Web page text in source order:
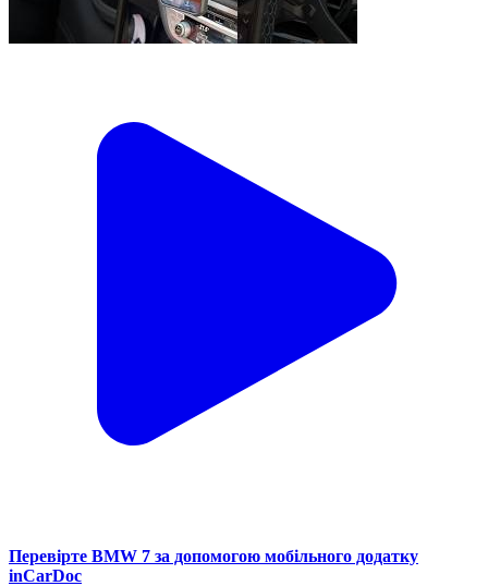
Перевірте BMW 7 за допомогою мобільного додатку
inCarDoc